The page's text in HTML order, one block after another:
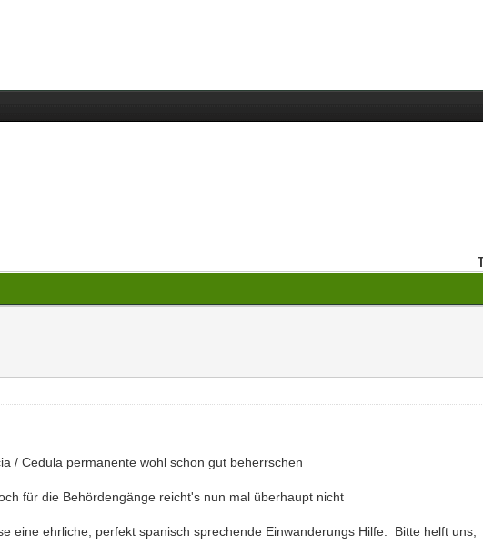
/ Cedula permanente wohl schon gut beherrschen
für die Behördengänge reicht's nun mal überhaupt nicht
eine ehrliche, perfekt spanisch sprechende Einwanderungs Hilfe. Bitte helft